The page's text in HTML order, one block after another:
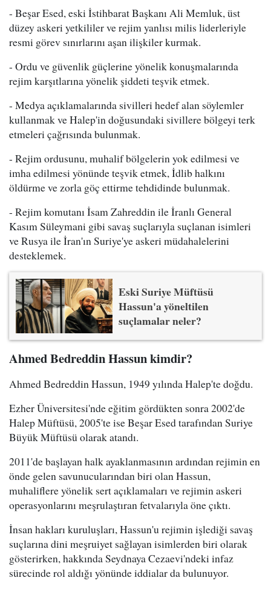
- Beşar Esed, eski İstihbarat Başkanı Ali Memluk, üst
düzey askeri yetkililer ve rejim yanlısı milis liderleriyle
resmi görev sınırlarını aşan ilişkiler kurmak.
- Ordu ve güvenlik güçlerine yönelik konuşmalarında
rejim karşıtlarına yönelik şiddeti teşvik etmek.
- Medya açıklamalarında sivilleri hedef alan söylemler
kullanmak ve Halep'in doğusundaki sivillere bölgeyi terk
etmeleri çağrısında bulunmak.
- Rejim ordusunu, muhalif bölgelerin yok edilmesi ve
imha edilmesi yönünde teşvik etmek, İdlib halkını
öldürme ve zorla göç ettirme tehdidinde bulunmak.
- Rejim komutanı İsam Zahreddin ile İranlı General
Kasım Süleymani gibi savaş suçlarıyla suçlanan isimleri
ve Rusya ile İran'ın Suriye'ye askeri müdahalelerini
desteklemek.
Eski Suriye Müftüsü
Hassun'a yöneltilen
suçlamalar neler?
Ahmed Bedreddin Hassun kimdir?
Ahmed Bedreddin Hassun, 1949 yılında Halep'te doğdu.
Ezher Üniversitesi'nde eğitim gördükten sonra 2002'de
Halep Müftüsü, 2005'te ise Beşar Esed tarafından Suriye
Büyük Müftüsü olarak atandı.
2011'de başlayan halk ayaklanmasının ardından rejimin en
önde gelen savunucularından biri olan Hassun,
muhaliflere yönelik sert açıklamaları ve rejimin askeri
operasyonlarını meşrulaştıran fetvalarıyla öne çıktı.
İnsan hakları kuruluşları, Hassun'u rejimin işlediği savaş
suçlarına dini meşruiyet sağlayan isimlerden biri olarak
gösterirken, hakkında Seydnaya Cezaevi'ndeki infaz
sürecinde rol aldığı yönünde iddialar da bulunuyor.